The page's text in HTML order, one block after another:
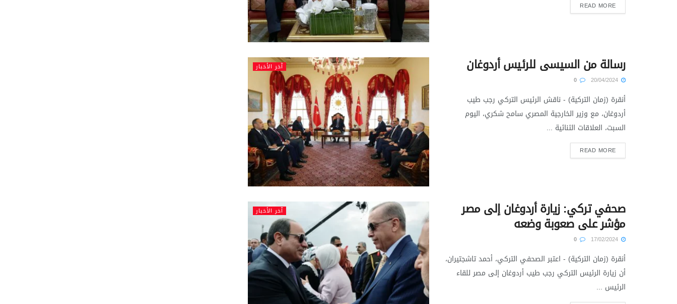
READ MORE
آخر الأخبار رسالة من السيسى للرئيس أردوغان
أنقرة (زمان التركية) - ناقش الرئيس التركي رجب طيب
أردوغان، مع وزير الخارجية المصري سامح شكري، اليوم
السبت، العلاقات الثنائية ...
READ MORE
آخر الأخبار صحفي تركي: زيارة أردوغان إلى مصر
مؤشر على صعوبة وضعه
أنقرة (زمان التركية) - اعتبر الصحفي التركي، أحمد تاشجتيران،
أن زيارة الرئيس التركي رجب طيب أردوغان إلى مصر للقاء
الرئيس ...